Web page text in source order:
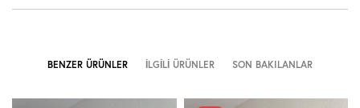
BENZER ÜRÜNLER İLGILI ÜRÜNLER SON BAKILANLAR